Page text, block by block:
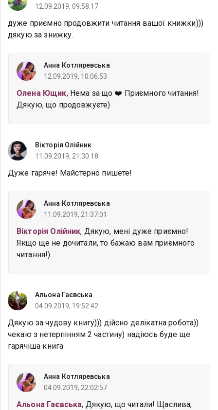
12.09.2019, 09:58:17
дуже приємно продовжити читання вашої книжки)))
дякую за знижку.
Анна Котляревська
12.09.2019, 10:06:53
Олена Ющик, Нема за що ❤️ Приємного читання!
Дякую, що продовжуєте)
Вікторія Олійник
11.09.2019, 21:30:18
Дуже гаряче! Майстерно пишете!
Анна Котляревська
11.09.2019, 21:37:01
Вікторія Олійник, Дякую, мені дуже приємно!
Якщо ще не дочитали, то бажаю вам приємного
читання!)
Альона Гаєвська
04.09.2019, 19:52:42
Дякую за чудову книгу))) дійсно делікатна робота))
чекаю з нетерпінням 2 частину) надіюсь буде ще
гарячіша книга
Анна Котляревська
04.09.2019, 22:02:57
Альона Гаєвська, Дякую, що читали! Щаслива,